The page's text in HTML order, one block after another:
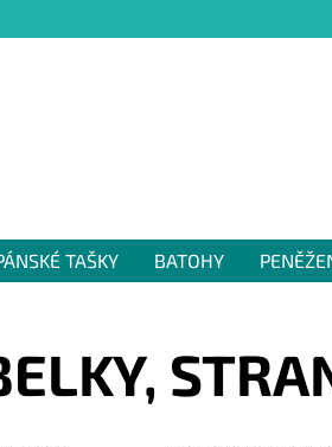
TAŠKY BATOHY
,